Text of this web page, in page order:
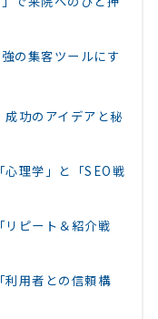
の集客ツールにす
成功のアイデアと秘
心理学」と「SEO戦
リピート＆紹介戦
利用者との信頼構